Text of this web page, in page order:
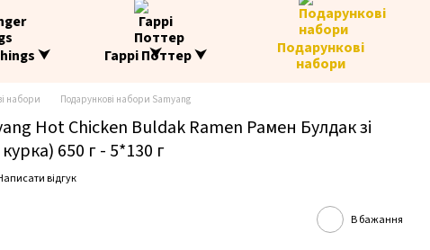
⮟ Гаррі Поттер ⮟
Подарункові
набори
набори Подарункові набори Samyang
Hot Chicken Buldak Ramen Рамен Булдак зі
650 г - 5*130 г
відгук
В бажання